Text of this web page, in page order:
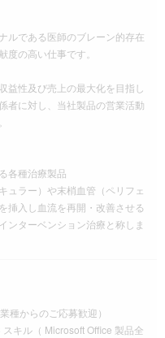
ルである医師のブレーン的存在
度の高い仕事です。
益性及び売上の最大化を目指し
者に対し、当社製品の営業活動
各種治療製品
ュラー）や末梢血管（ペリフェ
挿入し血流を再開・改善させる
ンターベンション治療と称しま
種からのご応募歓迎）
キル（ Microsoft Office 製品全